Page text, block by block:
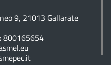
9, 21013 Gallarate
800165654